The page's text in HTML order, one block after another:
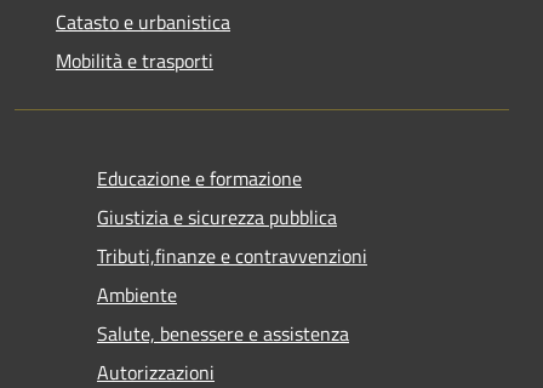
Catasto e urbanistica
Mobilità e trasporti
Educazione e formazione
Giustizia e sicurezza pubblica
Tributi,finanze e contravvenzioni
Ambiente
Salute, benessere e assistenza
Autorizzazioni